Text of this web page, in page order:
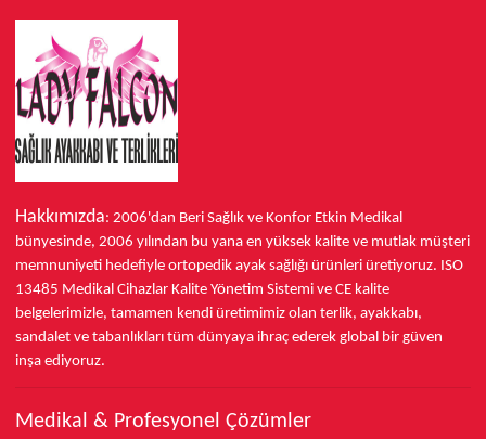
Hakkımızda: 2006'dan Beri Sağlık ve Konfor Etkin Medikal
bünyesinde, 2006 yılından bu yana en yüksek kalite ve mutlak müşteri
memnuniyeti hedefiyle ortopedik ayak sağlığı ürünleri üretiyoruz. ISO
13485 Medikal Cihazlar Kalite Yönetim Sistemi ve CE kalite
belgelerimizle, tamamen kendi üretimimiz olan terlik, ayakkabı,
sandalet ve tabanlıkları tüm dünyaya ihraç ederek global bir güven
inşa ediyoruz.
Medikal & Profesyonel Çözümler